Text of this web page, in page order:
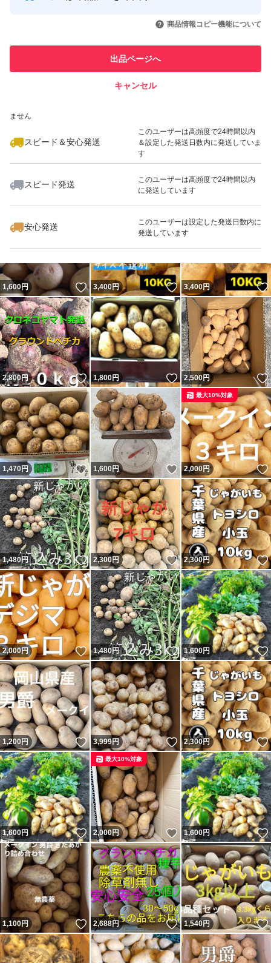
引を完了させた実績があります
での取引実績があります
ません
スピード＆安心発送
このユーザーは高頻度で24時間以内
＆設定した発送日数内に発送していま
す
スピード発送
このユーザーは高頻度で24時間以内
に発送しています
安心発送
このユーザーは設定した発送日数内に
発送しています
商品情報コピー機能について
出品ページへ
キャンセル
いいね！
1,480
1,600円 いいね！
3,400円 いいね！
3,400円
2,800円 いいね！
1,800円 いいね！
2,500円
1,470円 いいね！
1,600円 いいね！
2,000円
最大10%対象
1,480円 いいね！
2,300円 いいね！
2,300円
2,000円 いいね！
1,480円 いいね！
1,600円
1,200円 いいね！
3,999円 いいね！
2,300円
1,600円 いいね！
2,000円 いいね！
最大10%対象
1,600円
1,100円 いいね！
2,688円 いいね！
1,540円